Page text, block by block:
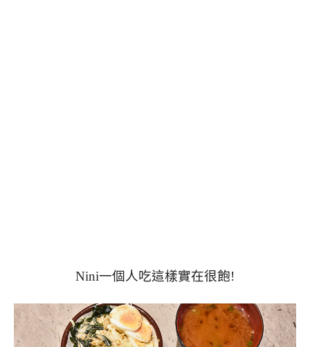
Nini一個人吃這樣實在很飽!